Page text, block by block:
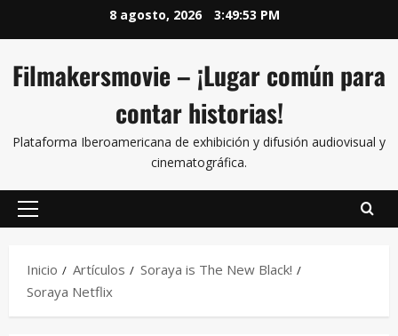
8 agosto, 2026 3:49:54 PM
Filmakersmovie – ¡Lugar común para
contar historias!
Plataforma Iberoamericana de exhibición y difusión audiovisual y
cinematográfica.
Inicio Artículos
Soraya is The New Black!
Soraya Netflix